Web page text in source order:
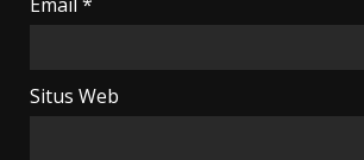
Situs Web